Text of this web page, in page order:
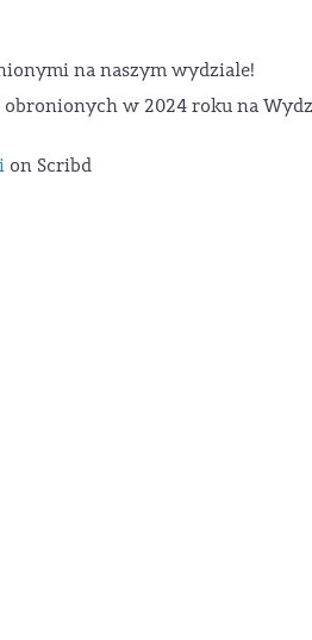
na naszym wydziale!
w 2024 roku na
on Scribd